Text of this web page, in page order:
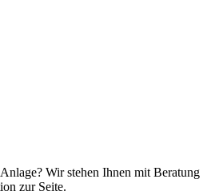
Wir stehen Ihnen mit Beratung
zur Seite.